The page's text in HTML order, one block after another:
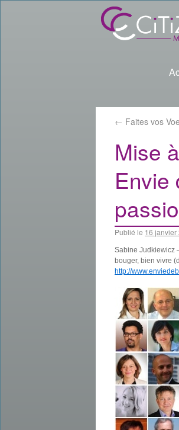
← Faites vos
Mise
Envie
Publié le 16 janvier
Sabine Judkiewicz
bouger, bien vivre
http://